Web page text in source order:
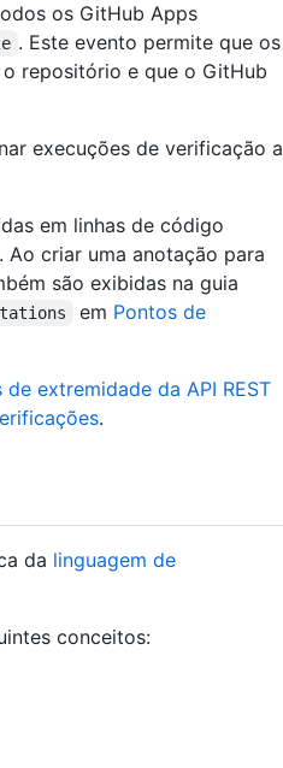
os GitHub Apps
. Este evento permite que os
repositório e que o GitHub
execuções de verificação a
em linhas de código
. Ao criar uma anotação para
são exibidas na guia
em Pontos de
de extremidade da API REST
.
da linguagem de
conceitos: